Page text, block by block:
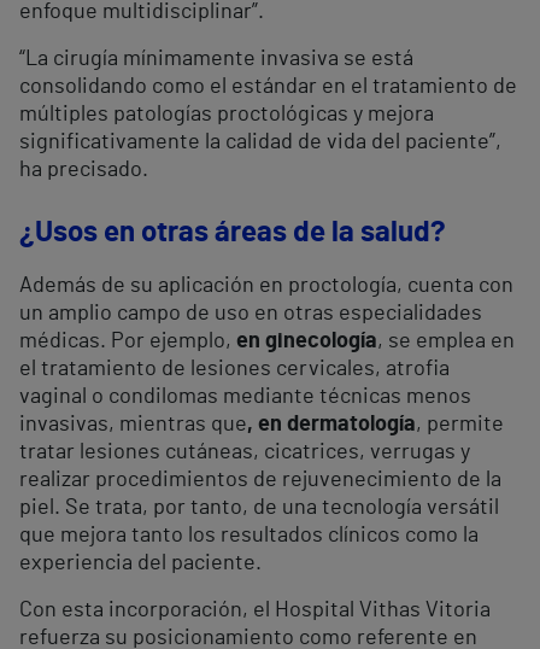
enfoque multidisciplinar”.
“La cirugía mínimamente invasiva se está
consolidando como el estándar en el tratamiento de
múltiples patologías proctológicas y mejora
significativamente la calidad de vida del paciente”,
ha precisado.
¿Usos en otras áreas de la salud?
Además de su aplicación en proctología, cuenta con
un amplio campo de uso en otras especialidades
médicas. Por ejemplo, en ginecología, se emplea en
el tratamiento de lesiones cervicales, atrofia
vaginal o condilomas mediante técnicas menos
invasivas, mientras que, en dermatología, permite
tratar lesiones cutáneas, cicatrices, verrugas y
realizar procedimientos de rejuvenecimiento de la
piel. Se trata, por tanto, de una tecnología versátil
que mejora tanto los resultados clínicos como la
experiencia del paciente.
Con esta incorporación, el Hospital Vithas Vitoria
refuerza su posicionamiento como referente en